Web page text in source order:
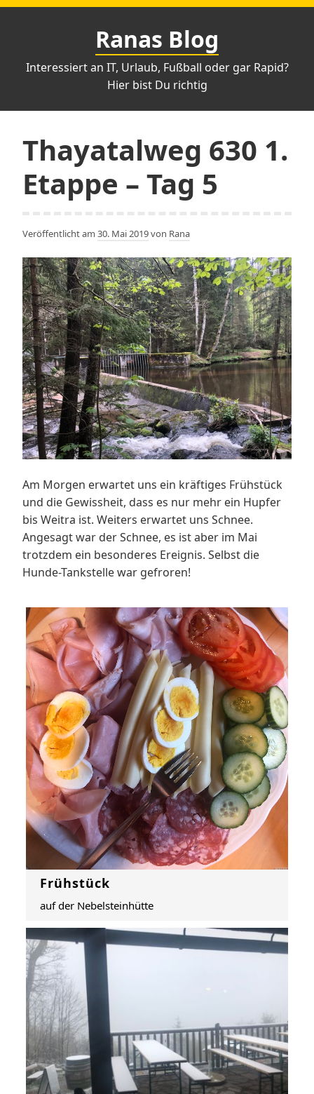
Zum
Ranas Blog
Interessiert an IT, Urlaub, Fußball oder gar Rapid?
Hier bist Du richtig
Thayatalweg 630 1.
Etappe – Tag 5
Veröffentlicht am 30. Mai 2019von Rana
Am Morgen erwartet uns ein kräftiges Frühstück
und die Gewissheit, dass es nur mehr ein Hupfer
bis Weitra ist. Weiters erwartet uns Schnee.
Angesagt war der Schnee, es ist aber im Mai
trotzdem ein besonderes Ereignis. Selbst die
Hunde-Tankstelle war gefroren!
Frühstück
auf der Nebelsteinhütte